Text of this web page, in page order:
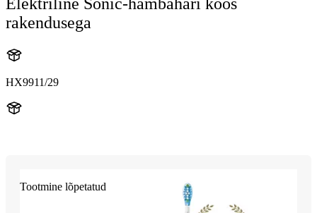
rakendusega
HX9911/29
Tootmine lõpetatud